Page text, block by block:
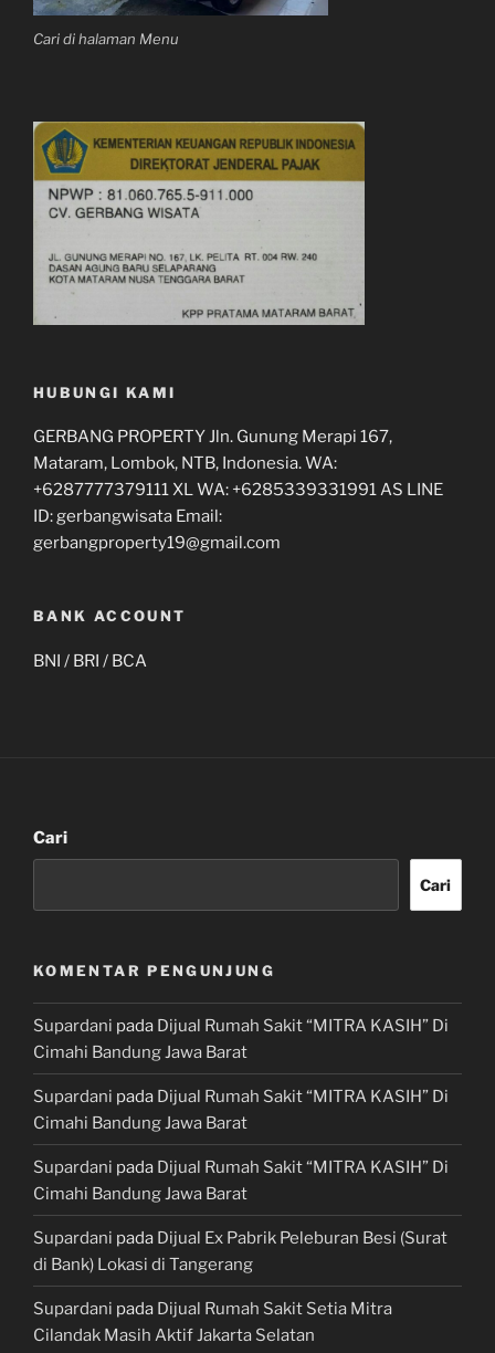
Cari di halaman Menu
HUBUNGI KAMI
GERBANG PROPERTY Jln. Gunung Merapi 167,
Mataram, Lombok, NTB, Indonesia. WA:
+6287777379111 XL WA: +6285339331991 AS LINE
ID: gerbangwisata Email:
gerbangproperty19@gmail.com
BANK ACCOUNT
BNI / BRI / BCA
Cari
Cari
KOMENTAR PENGUNJUNG
Supardani pada Dijual Rumah Sakit “MITRA KASIH” Di
Cimahi Bandung Jawa Barat
Supardani pada Dijual Rumah Sakit “MITRA KASIH” Di
Cimahi Bandung Jawa Barat
Supardani pada Dijual Rumah Sakit “MITRA KASIH” Di
Cimahi Bandung Jawa Barat
Supardani pada Dijual Ex Pabrik Peleburan Besi (Surat
di Bank) Lokasi di Tangerang
Supardani pada Dijual Rumah Sakit Setia Mitra
Cilandak Masih Aktif Jakarta Selatan